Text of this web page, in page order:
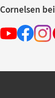
Cornelsen bei